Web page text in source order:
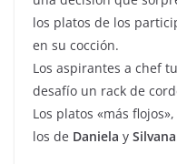
los platos de los
en su cocción.
Los aspirantes a chef
desafío un rack de
Los platos «más
los de Daniela y